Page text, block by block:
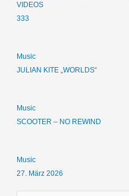
VIDEOS
333
Music
JULIAN KITE „WORLDS“
Music
SCOOTER – NO REWIND
Music
27. März 2026